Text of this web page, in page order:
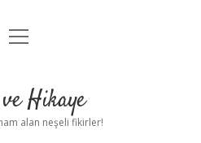
Anasayfa
Uyarı
menüyü
Hikaye
alan neşeli fikirler!